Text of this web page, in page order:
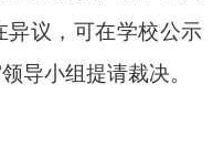
异议，可在学校公示
导小组提请裁决。